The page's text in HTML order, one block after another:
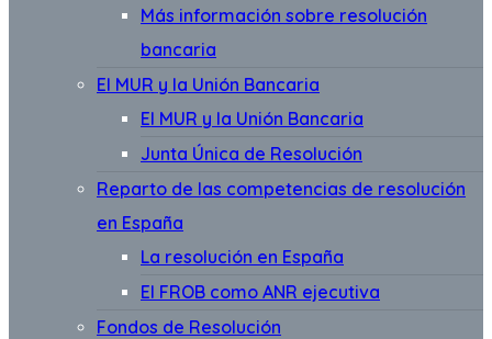
Más información sobre resolución
bancaria
El MUR y la Unión Bancaria
El MUR y la Unión Bancaria
Junta Única de Resolución
Reparto de las competencias de resolución
en España
La resolución en España
El FROB como ANR ejecutiva
Fondos de Resolución